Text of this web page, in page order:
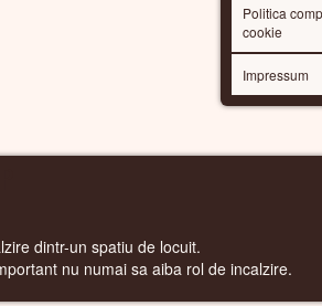
Politica
cookie
Impressum
dintr-un spatiu de locuit.
nu numai sa aiba rol de incalzire.